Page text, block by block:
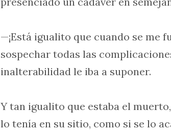
—¡Está igualito que cuando se me
sospechar todas las
inalterabilidad le iba a suponer.
Y tan igualito que estaba el
lo tenía en su sitio, como si se lo